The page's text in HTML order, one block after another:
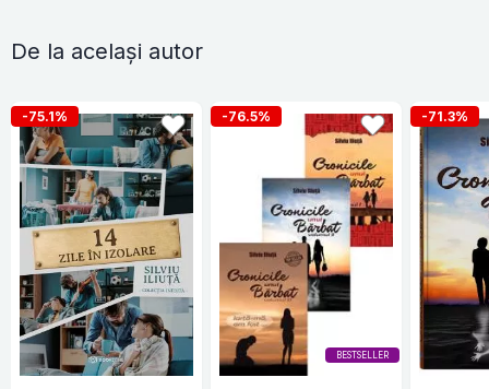
De la același autor
-75.1%
BESTSELLER
-76.5% -71.3%